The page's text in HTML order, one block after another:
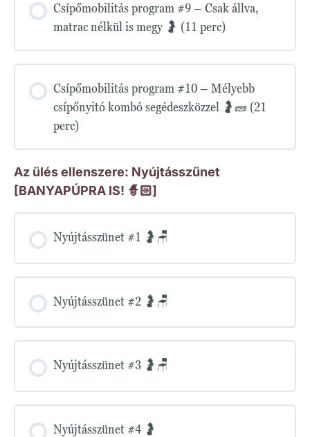
Csípőmobilitás program #9 – Csak állva,
matrac nélkül is megy 🤰 (11 perc)
Csípőmobilitás program #10 – Mélyebb
csípőnyitó kombó segédeszközzel 🤰🧱 (21
perc)
Az ülés ellenszere: Nyújtásszünet
[BANYAPÚPRA IS! 🧙🏻]
Nyújtásszünet #1 🤰🪑
Nyújtásszünet #2 🤰🪑
Nyújtásszünet #3 🤰🪑
Nyújtásszünet #4 🤰